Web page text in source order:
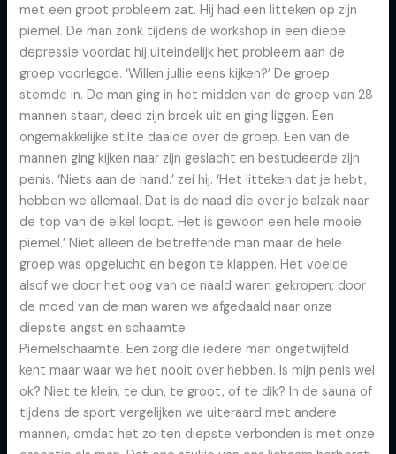
met een groot probleem zat. Hij had een litteken op zijn
piemel. De man zonk tijdens de workshop in een diepe
depressie voordat hij uiteindelijk het probleem aan de
groep voorlegde. ‘Willen jullie eens kijken?’ De groep
stemde in. De man ging in het midden van de groep van 28
mannen staan, deed zijn broek uit en ging liggen. Een
ongemakkelijke stilte daalde over de groep. Een van de
mannen ging kijken naar zijn geslacht en bestudeerde zijn
penis. ‘Niets aan de hand.’ zei hij. ‘Het litteken dat je hebt,
hebben we allemaal. Dat is de naad die over je balzak naar
de top van de eikel loopt. Het is gewoon een hele mooie
piemel.’ Niet alleen de betreffende man maar de hele
groep was opgelucht en begon te klappen. Het voelde
alsof we door het oog van de naald waren gekropen; door
de moed van de man waren we afgedaald naar onze
diepste angst en schaamte.
Piemelschaamte. Een zorg die iedere man ongetwijfeld
kent maar waar we het nooit over hebben. Is mijn penis wel
ok? Niet te klein, te dun, te groot, of te dik? In de sauna of
tijdens de sport vergelijken we uiteraard met andere
mannen, omdat het zo ten diepste verbonden is met onze